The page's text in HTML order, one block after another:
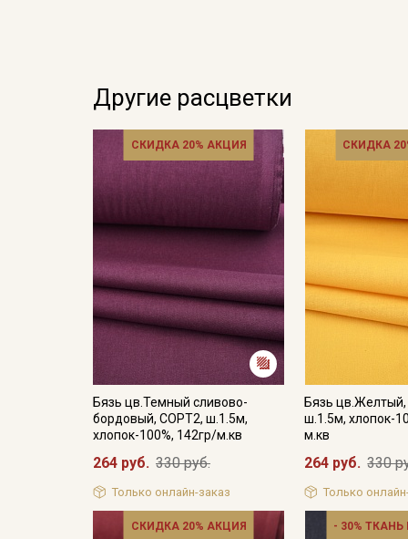
Другие расцветки
СКИДКА 20% АКЦИЯ
Бязь цв.Темный сливово-
бордовый, СОРТ2, ш.1.5м,
хлопок-100%, 142гр/м.кв
264 руб. 330 руб.
Только онлайн-заказ
СКИДКА
Бязь
ш.1.5м, хлопок-
м.кв
264 руб. 330
Только
СКИДКА 20% АКЦИЯ - 30%